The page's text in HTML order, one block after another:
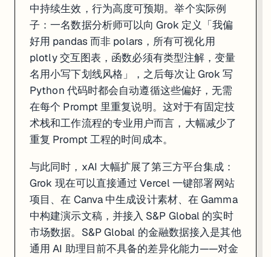
中持续生效，行为高度可预期。举个实际例
子：一名数据分析师可以向 Grok 定义「我偏
好用 pandas 而非 polars，所有可视化用
plotly 交互图表，函数必须有类型注解，变量
名用小写下划线风格」，之后每次让 Grok 写
Python 代码时都会自动遵循这些偏好，无需
在每个 Prompt 里重复说明。这对于有固定技
术栈和工作流程的专业用户而言，大幅减少了
重复 Prompt 工程的时间成本。
与此同时，xAI 大幅扩展了第三方平台集成：
Grok 现在可以直接通过 Vercel 一键部署网站
项目、在 Canva 中生成设计素材、在 Gamma
中构建演示文稿，并接入 S&P Global 的实时
市场数据。S&P Global 的金融数据接入是其他
通用 AI 助理目前不具备的差异化能力——对金